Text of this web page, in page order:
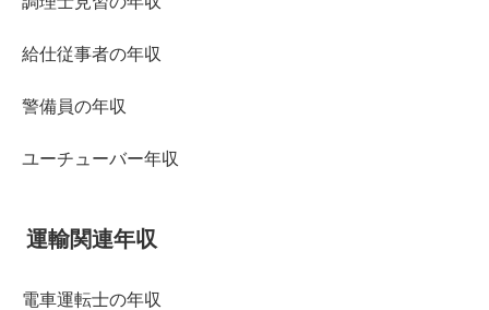
給仕従事者の年収
警備員の年収
ユーチューバー年収
運輸関連年収
電車運転士の年収